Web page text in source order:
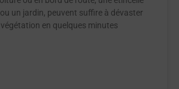
un jardin, peuvent suffire à dévaster
en quelques minutes